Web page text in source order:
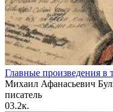
Главные произведения в
Михаил Афанасьевич
писатель
03.2к.